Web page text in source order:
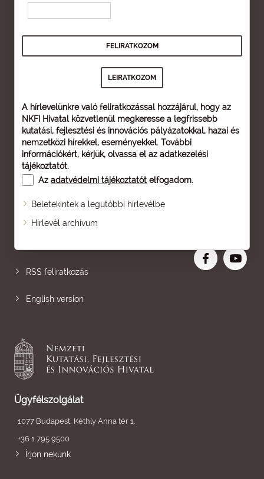
A hírlevelünkre való feliratkozással hozzájárul, hogy az
NKFI Hivatal közvetlenül megkeresse a legfrissebb
kutatási, fejlesztési és innovációs pályázatokkal, hazai és
nemzetközi hírekkel, eseményekkel. További
információkért, kérjük, olvassa el az adatkezelési
tájékoztatót.
Az adatvédelmi tájékoztatót elfogadom.
Beletekintek a legutóbbi hírlevélbe
Hírlevél archívum
Oldaltérkép
RSS feliratkozás
English version
Ügyfélszolgálat
1077 Budapest, Kéthly Anna tér 1.
+36 1 795 9500
Írjon nekünk